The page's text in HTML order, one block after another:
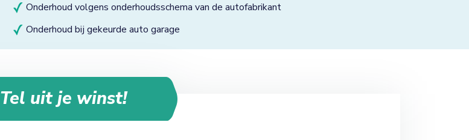
Onderhoud volgens onderhoudsschema van de autofabrikant
Onderhoud bij gekeurde auto garage
Tel uit je winst!